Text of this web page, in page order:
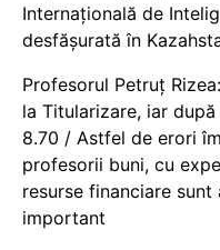
Internațională de
desfășurată în
Profesorul Petruț
la Titularizare, iar
8.70 / Astfel de erori
profesorii buni, cu
resurse financiare
important